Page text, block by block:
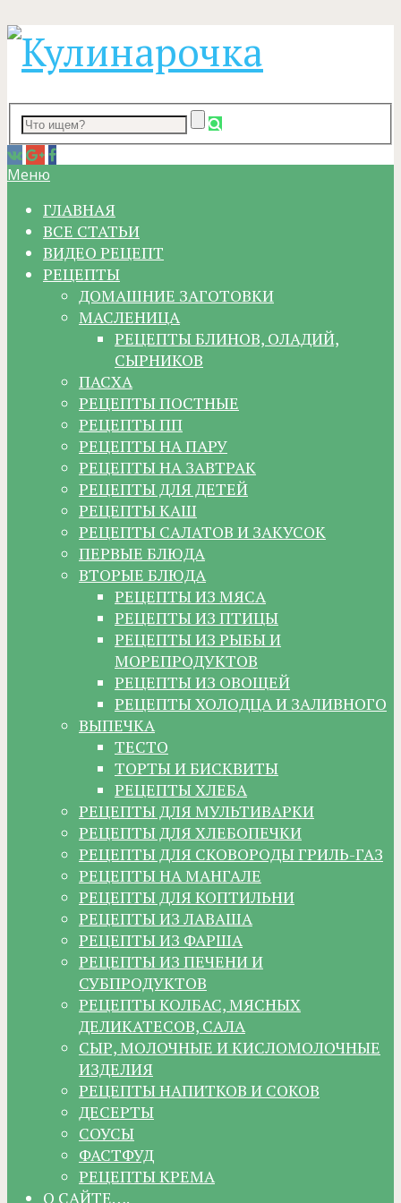
Меню
ГЛАВНАЯ
ВСЕ СТАТЬИ
ВИДЕО РЕЦЕПТ
РЕЦЕПТЫ
ДОМАШНИЕ ЗАГОТОВКИ
МАСЛЕНИЦА
РЕЦЕПТЫ БЛИНОВ, ОЛАДИЙ,
СЫРНИКОВ
ПАСХА
РЕЦЕПТЫ ПОСТНЫЕ
РЕЦЕПТЫ ПП
РЕЦЕПТЫ НА ПАРУ
РЕЦЕПТЫ НА ЗАВТРАК
РЕЦЕПТЫ ДЛЯ ДЕТЕЙ
РЕЦЕПТЫ КАШ
РЕЦЕПТЫ САЛАТОВ И ЗАКУСОК
ПЕРВЫЕ БЛЮДА
ВТОРЫЕ БЛЮДА
РЕЦЕПТЫ ИЗ МЯСА
РЕЦЕПТЫ ИЗ ПТИЦЫ
РЕЦЕПТЫ ИЗ РЫБЫ И
МОРЕПРОДУКТОВ
РЕЦЕПТЫ ИЗ ОВОЩЕЙ
РЕЦЕПТЫ ХОЛОДЦА И ЗАЛИВНОГО
ВЫПЕЧКА
ТЕСТО
ТОРТЫ И БИСКВИТЫ
РЕЦЕПТЫ ХЛЕБА
РЕЦЕПТЫ ДЛЯ МУЛЬТИВАРКИ
РЕЦЕПТЫ ДЛЯ ХЛЕБОПЕЧКИ
РЕЦЕПТЫ ДЛЯ СКОВОРОДЫ ГРИЛЬ-ГАЗ
РЕЦЕПТЫ НА МАНГАЛЕ
РЕЦЕПТЫ ДЛЯ КОПТИЛЬНИ
РЕЦЕПТЫ ИЗ ЛАВАША
РЕЦЕПТЫ ИЗ ФАРША
РЕЦЕПТЫ ИЗ ПЕЧЕНИ И
СУБПРОДУКТОВ
РЕЦЕПТЫ КОЛБАС, МЯСНЫХ
ДЕЛИКАТЕСОВ, САЛА
СЫР, МОЛОЧНЫЕ И КИСЛОМОЛОЧНЫЕ
ИЗДЕЛИЯ
РЕЦЕПТЫ НАПИТКОВ И СОКОВ
ДЕСЕРТЫ
СОУСЫ
ФАСТФУД
РЕЦЕПТЫ КРЕМА
О САЙТЕ….